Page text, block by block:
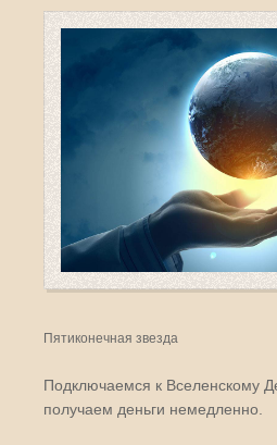
Пятиконечная звезда
Подключаемся к Вселенскому
получаем деньги немедленно.